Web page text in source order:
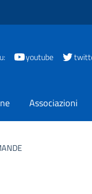
youtube
Associazioni